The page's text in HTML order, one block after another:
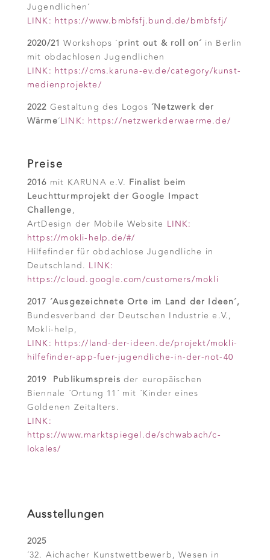
Jugendlichen´
LINK: https://www.bmbfsfj.bund.de/bmbfsfj/
2020/21 Workshops ´print out & roll on´ in Berlin
mit obdachlosen Jugendlichen
LINK: https://cms.karuna-ev.de/category/kunst-
medienprojekte/
2022 Gestaltung des Logos ´Netzwerk der
Wärme´LINK: https://netzwerkderwaerme.de/
Preise
2016 mit KARUNA e.V. Finalist beim
Leuchtturmprojekt der Google Impact
Challenge,
ArtDesign der Mobile Website LINK:
https://mokli-help.de/#/
Hilfefinder für obdachlose Jugendliche in
Deutschland. LINK:
https://cloud.google.com/customers/mokli
2017 ´Ausgezeichnete Orte im Land der Ideen´,
Bundesverband der Deutschen Industrie e.V.,
Mokli-help,
LINK: https://land-der-ideen.de/projekt/mokli-
hilfefinder-app-fuer-jugendliche-in-der-not-40
2019 Publikumspreis der europäischen
Biennale ´Ortung 11´ mit ´Kinder eines
Goldenen Zeitalters.
LINK:
https://www.marktspiegel.de/schwabach/c-
lokales/
Ausstellungen
2025
´32. Aichacher Kunstwettbewerb, Wesen in